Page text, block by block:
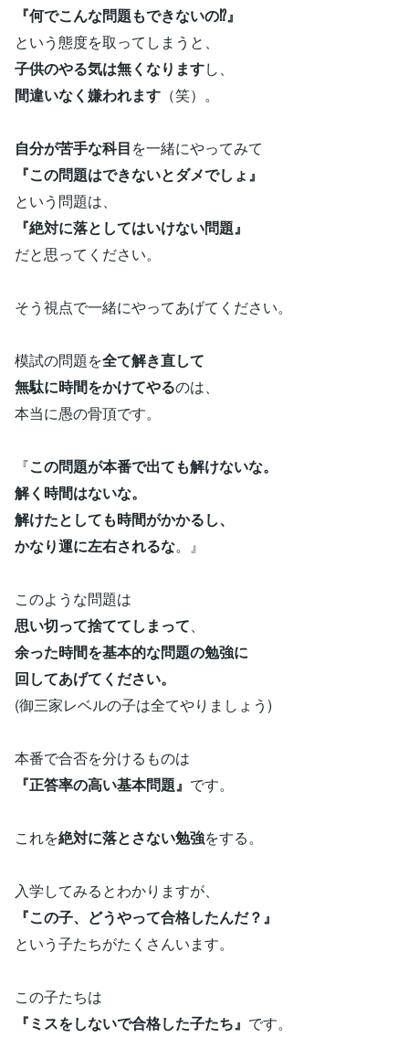
『何でこんな問題もできないの⁉️』
という態度を取ってしまうと、
子供のやる気は無くなりますし、
間違いなく嫌われます （笑）。
自分が苦手な科目を一緒にやってみて
『この問題はできないとダメでしょ』
という問題は、
『絶対に落としてはいけない問題』
だと思ってください。
そう視点で一緒にやってあげてください。
模試の問題を全て解き直して
無駄に時間をかけてやるのは、
本当に愚の骨頂です。
『この問題が本番で出ても解けないな。
解く時間はないな。
解けたとしても時間がかかるし、
かなり運に左右されるな。』
このような問題は
思い切って捨ててしまって、
余った時間を基本的な問題の勉強に
回してあげてください。
(御三家レベルの子は全てやりましょう)
本番で合否を分けるものは
『正答率の高い基本問題』 です。
これを絶対に落とさない勉強をする。
入学してみるとわかりますが、
『この子、どうやって合格したんだ？』
という子たちがたくさんいます。
この子たちは
『ミスをしないで合格した子たち』 です。